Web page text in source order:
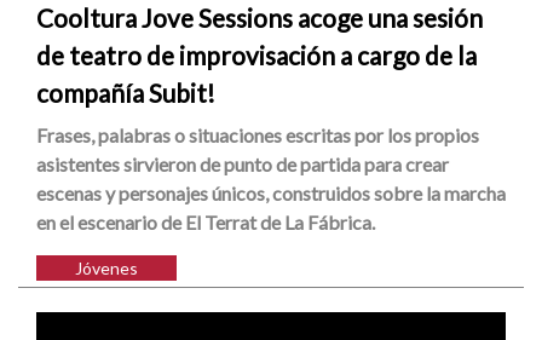
Cooltura Jove Sessions acoge una sesión
de teatro de improvisación a cargo de la
compañía Subit!
Frases, palabras o situaciones escritas por los propios
asistentes sirvieron de punto de partida para crear
escenas y personajes únicos, construidos sobre la marcha
en el escenario de El Terrat de La Fábrica.
Jóvenes